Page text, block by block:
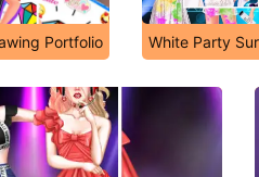
Portfolio White Party